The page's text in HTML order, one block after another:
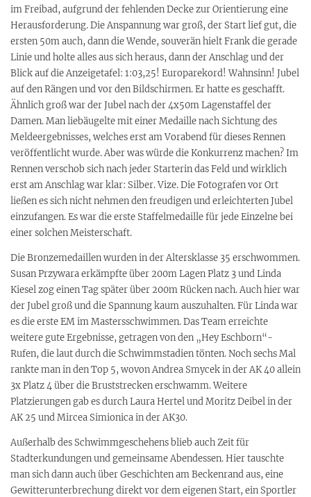
im Freibad, aufgrund der fehlenden Decke zur Orientierung eine
Herausforderung. Die Anspannung war groß, der Start lief gut, die
ersten 50m auch, dann die Wende, souverän hielt Frank die gerade
Linie und holte alles aus sich heraus, dann der Anschlag und der
Blick auf die Anzeigetafel: 1:03,25! Europarekord! Wahnsinn! Jubel
auf den Rängen und vor den Bildschirmen. Er hatte es geschafft.
Ähnlich groß war der Jubel nach der 4x50m Lagenstaffel der
Damen. Man liebäugelte mit einer Medaille nach Sichtung des
Meldeergebnisses, welches erst am Vorabend für dieses Rennen
veröffentlicht wurde. Aber was würde die Konkurrenz machen? Im
Rennen verschob sich nach jeder Starterin das Feld und wirklich
erst am Anschlag war klar: Silber. Vize. Die Fotografen vor Ort
ließen es sich nicht nehmen den freudigen und erleichterten Jubel
einzufangen. Es war die erste Staffelmedaille für jede Einzelne bei
einer solchen Meisterschaft.
Die Bronzemedaillen wurden in der Altersklasse 35 erschwommen.
Susan Przywara erkämpfte über 200m Lagen Platz 3 und Linda
Kiesel zog einen Tag später über 200m Rücken nach. Auch hier war
der Jubel groß und die Spannung kaum auszuhalten. Für Linda war
es die erste EM im Mastersschwimmen. Das Team erreichte
weitere gute Ergebnisse, getragen von den „Hey Eschborn“-
Rufen, die laut durch die Schwimmstadien tönten. Noch sechs Mal
rankte man in den Top 5, wovon Andrea Smycek in der AK 40 allein
3x Platz 4 über die Bruststrecken erschwamm. Weitere
Platzierungen gab es durch Laura Hertel und Moritz Deibel in der
AK 25 und Mircea Simionica in der AK30.
Außerhalb des Schwimmgeschehens blieb auch Zeit für
Stadterkundungen und gemeinsame Abendessen. Hier tauschte
man sich dann auch über Geschichten am Beckenrand aus, eine
Gewitterunterbrechung direkt vor dem eigenen Start, ein Sportler